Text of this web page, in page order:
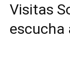
Visitas
escucha